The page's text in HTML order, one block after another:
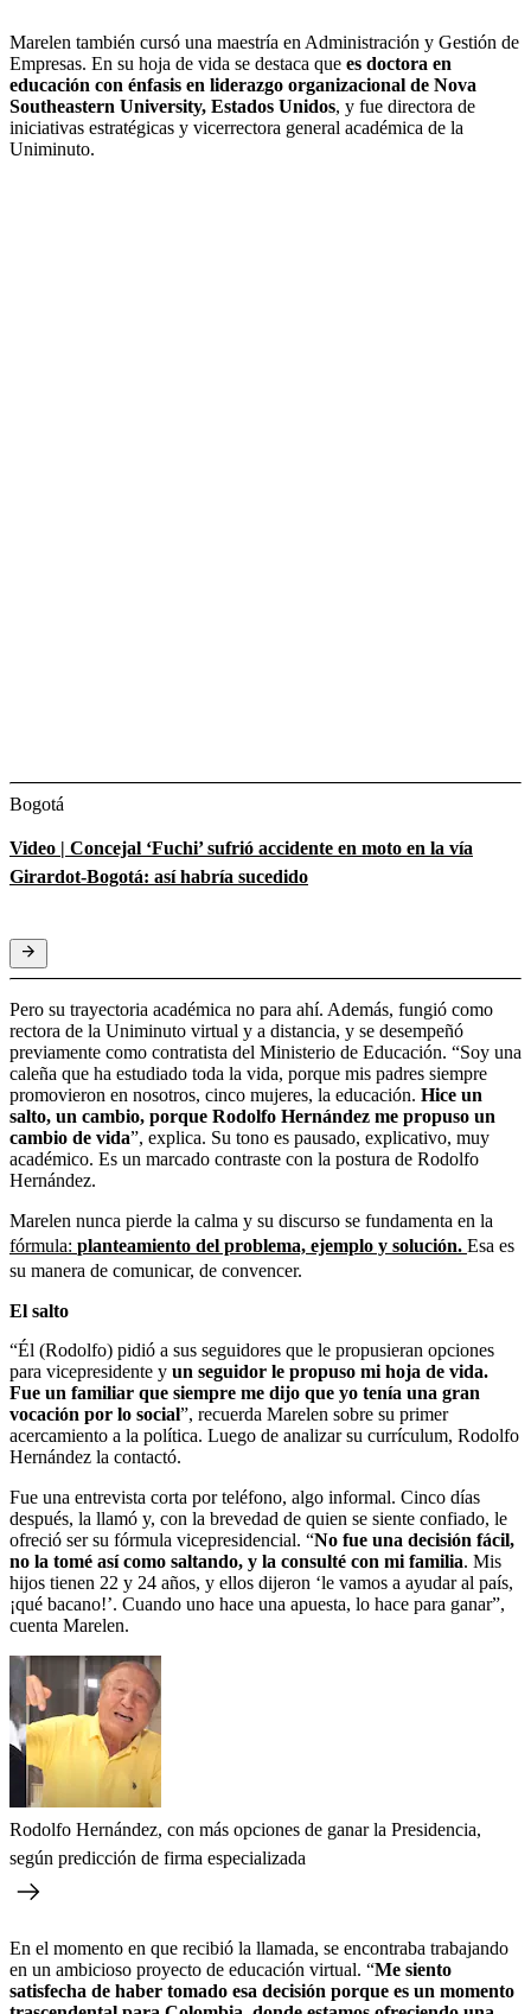
Marelen también cursó una maestría en Administración y Gestión de
Empresas. En su hoja de vida se destaca que es doctora en
educación con énfasis en liderazgo organizacional de Nova
Southeastern University, Estados Unidos, y fue directora de
iniciativas estratégicas y vicerrectora general académica de la
Uniminuto.
Bogotá
Video | Concejal ‘Fuchi’ sufrió accidente en moto en la vía
Girardot-Bogotá: así habría sucedido
Pero su trayectoria académica no para ahí. Además, fungió como
rectora de la Uniminuto virtual y a distancia, y se desempeñó
previamente como contratista del Ministerio de Educación. “Soy una
caleña que ha estudiado toda la vida, porque mis padres siempre
promovieron en nosotros, cinco mujeres, la educación. Hice un
salto, un cambio, porque Rodolfo Hernández me propuso un
cambio de vida”, explica. Su tono es pausado, explicativo, muy
académico. Es un marcado contraste con la postura de Rodolfo
Hernández.
Marelen nunca pierde la calma y su discurso se fundamenta en la
fórmula: planteamiento del problema, ejemplo y solución. Esa es
su manera de comunicar, de convencer.
El salto
“Él (Rodolfo) pidió a sus seguidores que le propusieran opciones
para vicepresidente y un seguidor le propuso mi hoja de vida.
Fue un familiar que siempre me dijo que yo tenía una gran
vocación por lo social”, recuerda Marelen sobre su primer
acercamiento a la política. Luego de analizar su currículum, Rodolfo
Hernández la contactó.
Fue una entrevista corta por teléfono, algo informal. Cinco días
después, la llamó y, con la brevedad de quien se siente confiado, le
ofreció ser su fórmula vicepresidencial. “No fue una decisión fácil,
no la tomé así como saltando, y la consulté con mi familia. Mis
hijos tienen 22 y 24 años, y ellos dijeron ‘le vamos a ayudar al país,
¡qué bacano!’. Cuando uno hace una apuesta, lo hace para ganar”,
cuenta Marelen.
Rodolfo Hernández, con más opciones de ganar la Presidencia,
según predicción de firma especializada
En el momento en que recibió la llamada, se encontraba trabajando
en un ambicioso proyecto de educación virtual. “Me siento
satisfecha de haber tomado esa decisión porque es un momento